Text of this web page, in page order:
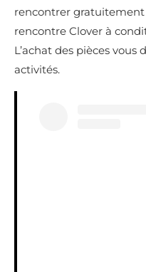
rencontrer gratuitement
rencontre Clover à
L’achat des pièces
activités.